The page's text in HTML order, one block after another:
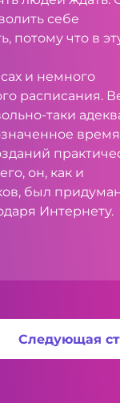
себе
потому что в
и немного
расписания.
таки
он, как и
был
Интернету.
Следующая